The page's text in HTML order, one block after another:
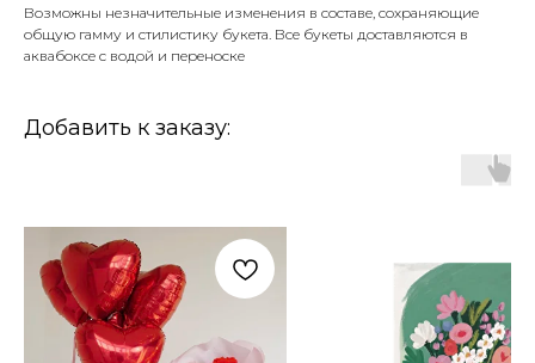
Возможны незначительные изменения в составе, сохраняющие
общую гамму и стилистику букета. Все букеты доставляются в
аквабоксе с водой и переноске
Добавить к заказу: